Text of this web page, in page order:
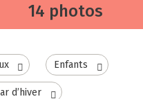
14 photos
Enfants
d’hiver